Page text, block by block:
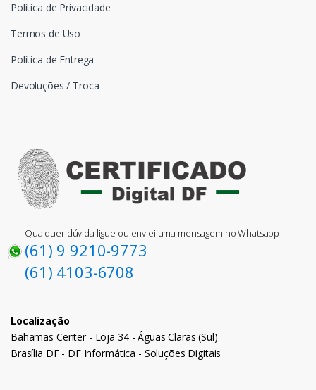
Política de Privacidade
Termos de Uso
Política de Entrega
Devoluções / Troca
Qualquer dúvida ligue ou enviei uma mensagem no Whatsapp
(61) 9 9210-9773
(61) 4103-6708
Localização
Bahamas Center - Loja 34 - Águas Claras (Sul)
Brasília DF - DF Informática - Soluções Digitais